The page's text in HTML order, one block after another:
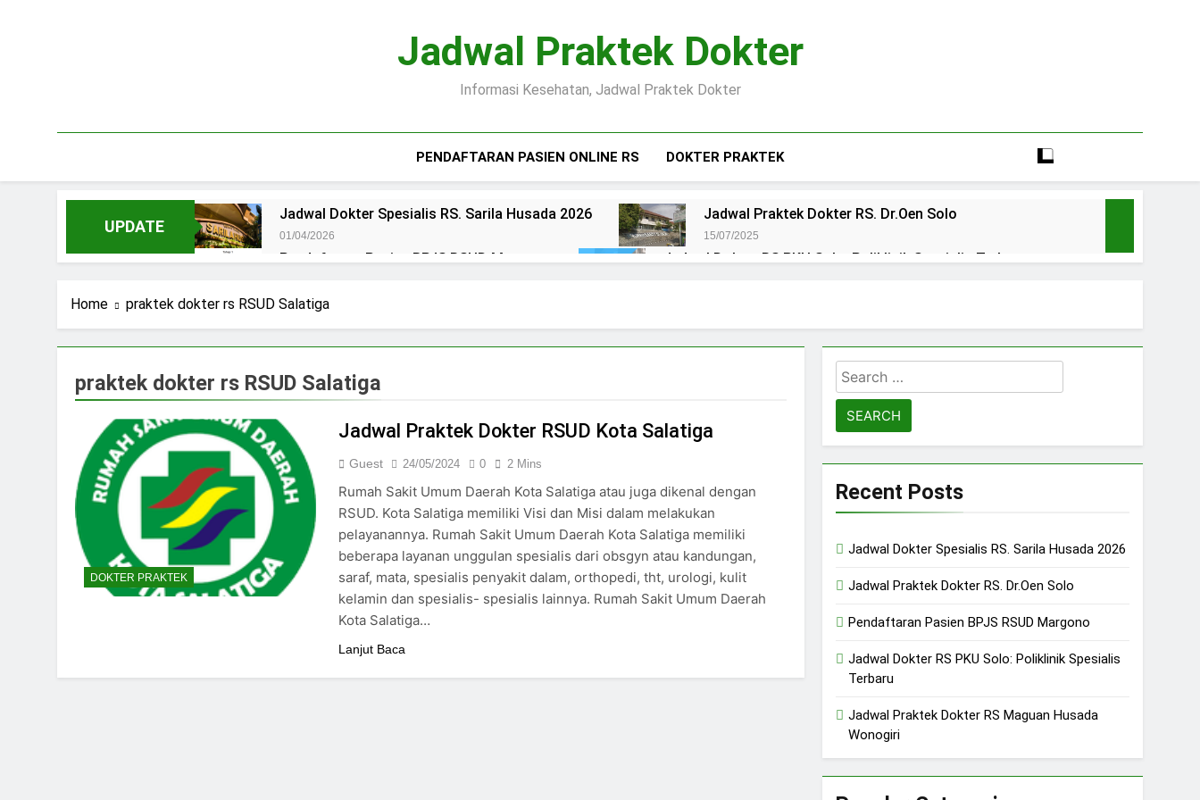
Jadwal Praktek Dokter
Informasi Kesehatan, Jadwal Praktek Dokter
PENDAFTARAN PASIEN ONLINE RS DOKTER PRAKTEK
UPDATE
Jadwal Dokter Spesialis RS. Sarila Husada 2026
01/04/2026
Jadwal Praktek Dokter RS. Dr.Oen Solo
15/07/2025
Pendaftaran Pasien BPJS RSUD Margono Jadwal Dokter RS PKU Solo: Poliklinik Spesialis Terbaru
Jadwal Praktek Dokter RS Maguan Husada Wonogiri
Jadwal Dokter RS. Puri Asih Salatiga 2025 Jadwal Dokter RS Mulia Hati Wonogiri
Pendaftaran Pasien BPJS RSUD Bung Karno Pendaftaran Pasien BPJS RSUD Banyumas
Home praktek dokter rs RSUD Salatiga
praktek dokter rs RSUD Salatiga
DOKTER PRAKTEK
Jadwal Praktek Dokter RSUD Kota Salatiga
Guest 24/05/2024 0 2 Mins
Rumah Sakit Umum Daerah Kota Salatiga atau juga dikenal dengan
RSUD. Kota Salatiga memiliki Visi dan Misi dalam melakukan
pelayanannya. Rumah Sakit Umum Daerah Kota Salatiga memiliki
beberapa layanan unggulan spesialis dari obsgyn atau kandungan,
saraf, mata, spesialis penyakit dalam, orthopedi, tht, urologi, kulit
kelamin dan spesialis- spesialis lainnya. Rumah Sakit Umum Daerah
Kota Salatiga…
Lanjut Baca
Search
for:
Recent Posts
Jadwal Dokter Spesialis RS. Sarila Husada 2026
Jadwal Praktek Dokter RS. Dr.Oen Solo
Pendaftaran Pasien BPJS RSUD Margono
Jadwal Dokter RS PKU Solo: Poliklinik Spesialis
Terbaru
Jadwal Praktek Dokter RS Maguan Husada
Wonogiri